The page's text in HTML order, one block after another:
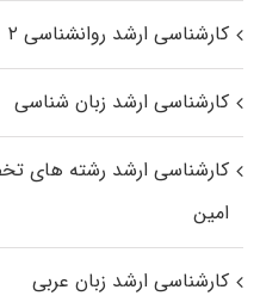
کارشناسی ارشد روانشناسی ۲
کارشناسی ارشد زبان شناسی
کارشناسی ارشد رﺷﺘﻪ ﻫﺎی
اﻣﻴﻦ
کارشناسی ارشد زبان عربی